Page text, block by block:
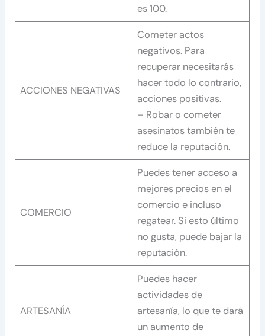
es 100.
ACCIONES NEGATIVAS
Cometer actos
negativos. Para
recuperar necesitarás
hacer todo lo contrario,
acciones positivas.
– Robar o cometer
asesinatos también te
reduce la reputación.
COMERCIO
Puedes tener acceso a
mejores precios en el
comercio e incluso
regatear. Si esto último
no gusta, puede bajar la
reputación.
ARTESANÍA
Puedes hacer
actividades de
artesanía, lo que te dará
un aumento de